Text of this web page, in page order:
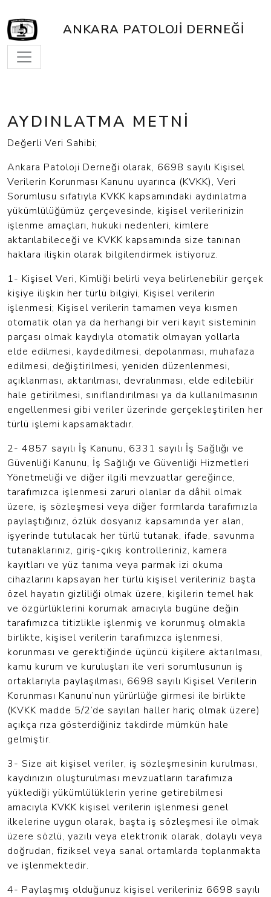
ANKARA PATOLOJI DERNEĞI
AYDINLATMA METNI
Değerli Veri Sahibi;
Ankara Patoloji Derneği olarak, 6698 sayılı Kişisel
Verilerin Korunması Kanunu uyarınca (KVKK), Veri
Sorumlusu sıfatıyla KVKK kapsamındaki aydınlatma
yükümlülüğümüz çerçevesinde, kişisel verilerinizin
işlenme amaçları, hukuki nedenleri, kimlere
aktarılabileceği ve KVKK kapsamında size tanınan
haklara ilişkin olarak bilgilendirmek istiyoruz.
1- Kişisel Veri, Kimliği belirli veya belirlenebilir gerçek
kişiye ilişkin her türlü bilgiyi, Kişisel verilerin
işlenmesi; Kişisel verilerin tamamen veya kısmen
otomatik olan ya da herhangi bir veri kayıt sisteminin
parçası olmak kaydıyla otomatik olmayan yollarla
elde edilmesi, kaydedilmesi, depolanması, muhafaza
edilmesi, değiştirilmesi, yeniden düzenlenmesi,
açıklanması, aktarılması, devralınması, elde edilebilir
hale getirilmesi, sınıflandırılması ya da kullanılmasının
engellenmesi gibi veriler üzerinde gerçekleştirilen her
türlü işlemi kapsamaktadır.
2- 4857 sayılı İş Kanunu, 6331 sayılı İş Sağlığı ve
Güvenliği Kanunu, İş Sağlığı ve Güvenliği Hizmetleri
Yönetmeliği ve diğer ilgili mevzuatlar gereğince,
tarafımızca işlenmesi zaruri olanlar da dâhil olmak
üzere, iş sözleşmesi veya diğer formlarda tarafımızla
paylaştığınız, özlük dosyanız kapsamında yer alan,
işyerinde tutulacak her türlü tutanak, ifade, savunma
tutanaklarınız, giriş-çıkış kontrolleriniz, kamera
kayıtları ve yüz tanıma veya parmak izi okuma
cihazlarını kapsayan her türlü kişisel verileriniz başta
özel hayatın gizliliği olmak üzere, kişilerin temel hak
ve özgürlüklerini korumak amacıyla bugüne değin
tarafımızca titizlikle işlenmiş ve korunmuş olmakla
birlikte, kişisel verilerin tarafımızca işlenmesi,
korunması ve gerektiğinde üçüncü kişilere aktarılması,
kamu kurum ve kuruluşları ile veri sorumlusunun iş
ortaklarıyla paylaşılması, 6698 sayılı Kişisel Verilerin
Korunması Kanunu’nun yürürlüğe girmesi ile birlikte
(KVKK madde 5/2’de sayılan haller hariç olmak üzere)
açıkça rıza gösterdiğiniz takdirde mümkün hale
gelmiştir.
3- Size ait kişisel veriler, iş sözleşmesinin kurulması,
kaydınızın oluşturulması mevzuatların tarafımıza
yüklediği yükümlülüklerin yerine getirebilmesi
amacıyla KVKK kişisel verilerin işlenmesi genel
ilkelerine uygun olarak, başta iş sözleşmesi ile olmak
üzere sözlü, yazılı veya elektronik olarak, dolaylı veya
doğrudan, fiziksel veya sanal ortamlarda toplanmakta
ve işlenmektedir.
4- Paylaşmış olduğunuz kişisel verileriniz 6698 sayılı